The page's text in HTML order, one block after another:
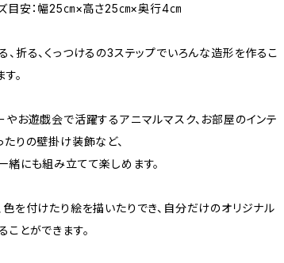
目安：幅25㎝×高さ25㎝×奥行4㎝
、折る、くっつけるの3ステップでいろんな造形を作るこ
。
やお遊戯会で活躍するアニマルマスク、お部屋のインテ
たりの壁掛け装飾など、
緒にも組み立てて楽しめます。
色を付けたり絵を描いたりでき、自分だけのオリジナル
ことができます。